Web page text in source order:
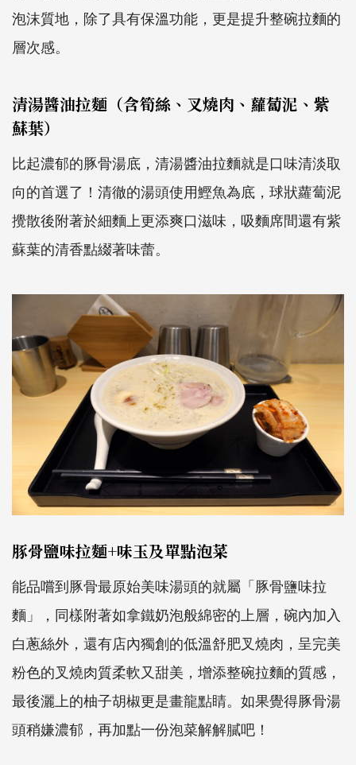
泡沫質地，除了具有保溫功能，更是提升整碗拉麵的
層次感。
清湯醬油拉麵（含筍絲、叉燒肉、蘿蔔泥、紫
蘇葉）
比起濃郁的豚骨湯底，清湯醬油拉麵就是口味清淡取
向的首選了！清徹的湯頭使用鰹魚為底，球狀蘿蔔泥
攪散後附著於細麵上更添爽口滋味，吸麵席間還有紫
蘇葉的清香點綴著味蕾。
豚骨鹽味拉麵+味玉及單點泡菜
能品嚐到豚骨最原始美味湯頭的就屬「豚骨鹽味拉
麵」，同樣附著如拿鐵奶泡般綿密的上層，碗內加入
白蔥絲外，還有店內獨創的低溫舒肥叉燒肉，呈完美
粉色的叉燒肉質柔軟又甜美，增添整碗拉麵的質感，
最後灑上的柚子胡椒更是畫龍點睛。如果覺得豚骨湯
頭稍嫌濃郁，再加點一份泡菜解解膩吧！